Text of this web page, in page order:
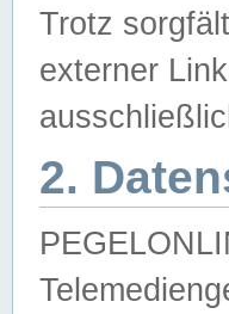
Trotz
externer
2.